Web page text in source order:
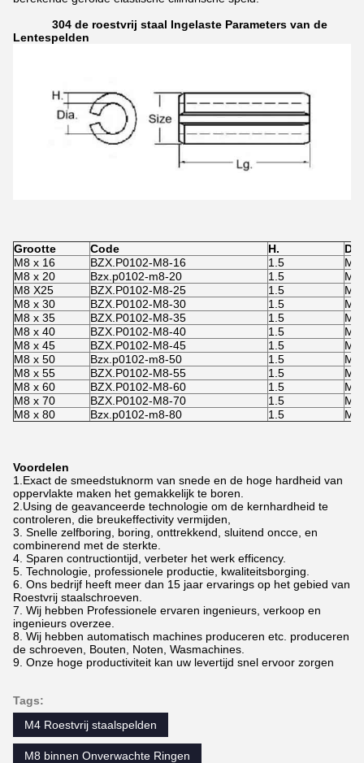
304 de roestvrij staal Ingelaste Parameters van de
Lentespelden
Grootte Code H.
Dia
M8 x 16
BZX.P0102-M8-16 1.5
M8
M8 x 20
Bzx.p0102-m8-20 1.5
M8
M8 X25
BZX.P0102-M8-25 1.5
M8
M8 x 30
BZX.P0102-M8-30 1.5
M8
M8 x 35
BZX.P0102-M8-35 1.5
M8
M8 x 40
BZX.P0102-M8-40 1.5
M8
M8 x 45
BZX.P0102-M8-45 1.5
M8
M8 x 50
Bzx.p0102-m8-50 1.5
M8
M8 x 55
BZX.P0102-M8-55 1.5
M8
M8 x 60
BZX.P0102-M8-60 1.5
M8
M8 x 70
BZX.P0102-M8-70 1.5
M8
M8 x 80
Bzx.p0102-m8-80 1.5 M8
Voordelen
1.Exact de smeedstuknorm van snede en de hoge hardheid van
oppervlakte maken het gemakkelijk te boren.
2.Using de geavanceerde technologie om de kernhardheid te
controleren, die breukeffectivity vermijden,
3. Snelle zelfboring, boring, onttrekkend, sluitend oncce, en
combinerend met de sterkte.
4. Sparen contructiontijd, verbeter het werk efficency.
5. Technologie, professionele productie, kwaliteitsborging.
6. Ons bedrijf heeft meer dan 15 jaar ervarings op het gebied van
Roestvrij staalschroeven.
7. Wij hebben Professionele ervaren ingenieurs, verkoop en
ingenieurs overzee.
8. Wij hebben automatisch machines produceren etc. produceren
de schroeven, Bouten, Noten, Wasmachines.
9. Onze hoge productiviteit kan uw levertijd snel ervoor zorgen
Tags:
M4 Roestvrij staalspelden
M8 binnen Onverwachte Ringen